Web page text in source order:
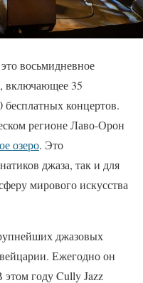
восьмидневное
включающее 35
бесплатных концертов.
регионе Лаво-Орон
озеро. Это
джаза, так и для
мирового искусства
джазовых
Ежегодно он
этом году Cully Jazz